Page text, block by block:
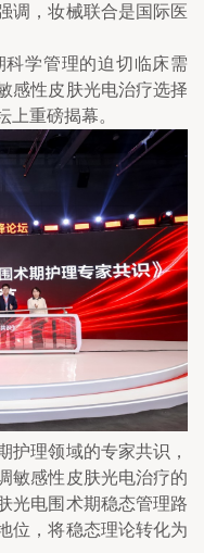
调，妆械联合是国际医
学管理的迫切临床需
感性皮肤光电治疗选择
上重磅揭幕。
护理领域的专家共识，
敏感性皮肤光电治疗的
光电围术期稳态管理路
位，将稳态理论转化为